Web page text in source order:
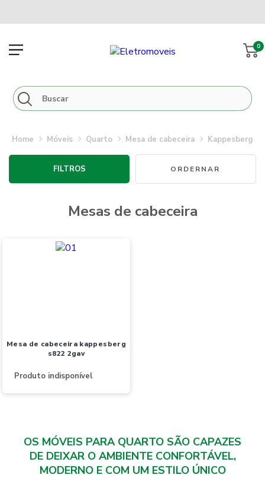
0
móveis quarto mesa de cabeceira kappesberg
mesas de cabeceira
FILTROS
mesa de cabeceira kappesberg
s822 2gav
Produto indisponível
OS MÓVEIS PARA QUARTO SÃO CAPAZES
DE DEIXAR O AMBIENTE CONFORTÁVEL,
MODERNO E COM UM ESTILO ÚNICO